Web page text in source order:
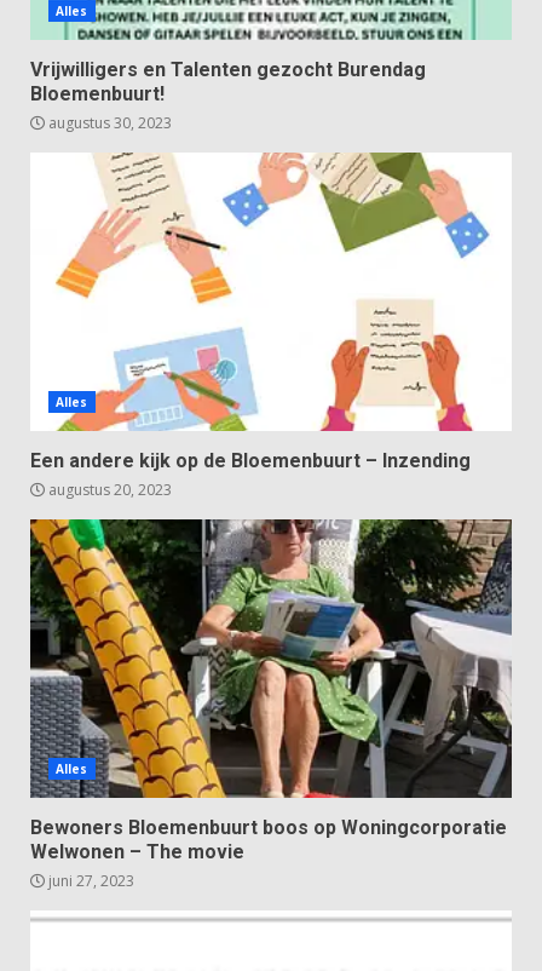
Alles
Vrijwilligers en Talenten gezocht Burendag
Bloemenbuurt!
augustus 30, 2023
Alles
Een andere kijk op de Bloemenbuurt – Inzending
augustus 20, 2023
Alles
Bewoners Bloemenbuurt boos op Woningcorporatie
Welwonen – The movie
juni 27, 2023